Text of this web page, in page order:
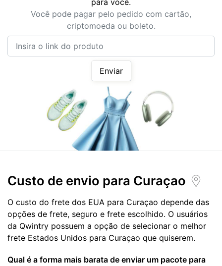
Você pode pagar pelo pedido com cartão,
criptomoeda ou boleto.
Enviar
Custo de envio para Curaçao
O custo do frete dos EUA para Curaçao depende das
opções de frete, seguro e frete escolhido. O usuários
da Qwintry possuem a opção de selecionar o melhor
frete Estados Unidos para Curaçao que quiserem.
Qual é a forma mais barata de enviar um pacote para